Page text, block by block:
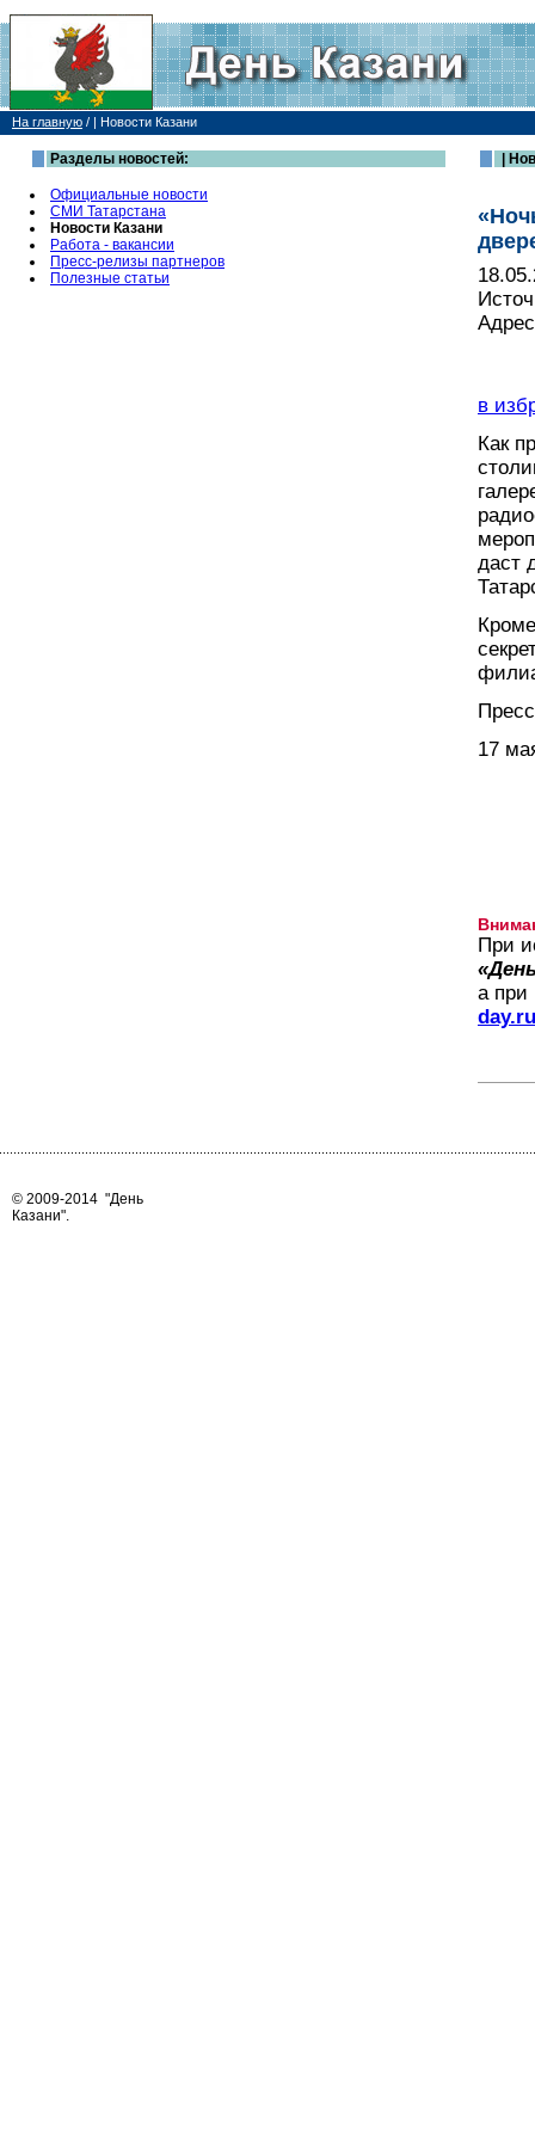
На главную / | Новости Казани
Разделы новостей:
Официальные новости
СМИ Татарстана
Новости Казани
Работа - вакансии
Пресс-релизы партнеров
Полезные статьи
|
в
Как
даст
17
При
а при
day.ru
© 2009-2014 "День
Казани".